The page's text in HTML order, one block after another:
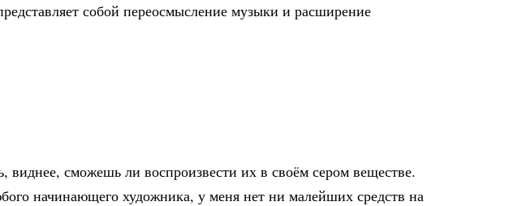
собой переосмысление музыки и расширение
сможешь ли воспроизвести их в своём сером веществе.
начинающего художника, у меня нет ни малейших средств на